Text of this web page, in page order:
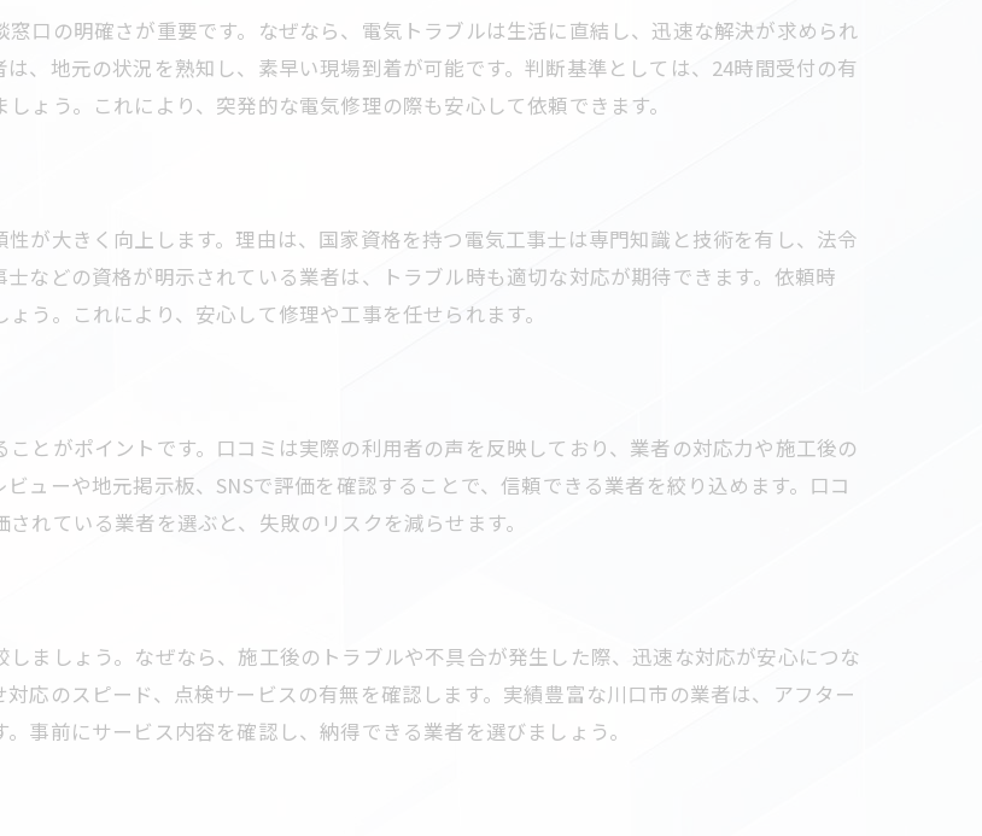
口の明確さが重要です。なぜなら、電気トラブルは生活に直結し、迅速な解決が求められ
、地元の状況を熟知し、素早い現場到着が可能です。判断基準としては、24時間受付の有
ょう。これにより、突発的な電気修理の際も安心して依頼できます。
が大きく向上します。理由は、国家資格を持つ電気工事士は専門知識と技術を有し、法令
などの資格が明示されている業者は、トラブル時も適切な対応が期待できます。依頼時
う。これにより、安心して修理や工事を任せられます。
とがポイントです。口コミは実際の利用者の声を反映しており、業者の対応力や施工後の
ューや地元掲示板、SNSで評価を確認することで、信頼できる業者を絞り込めます。口コ
れている業者を選ぶと、失敗のリスクを減らせます。
ましょう。なぜなら、施工後のトラブルや不具合が発生した際、迅速な対応が安心につな
応のスピード、点検サービスの有無を確認します。実績豊富な川口市の業者は、アフター
事前にサービス内容を確認し、納得できる業者を選びましょう。